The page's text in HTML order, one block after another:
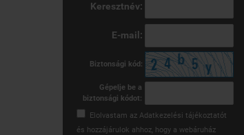
Keresztnév:
E-mail:
Biztonsági kód:
Gépelje be a
biztonsági kódot:
Elolvastam az Adatkezelési tájékoztatót
és hozzájárulok ahhoz, hogy a webáruház